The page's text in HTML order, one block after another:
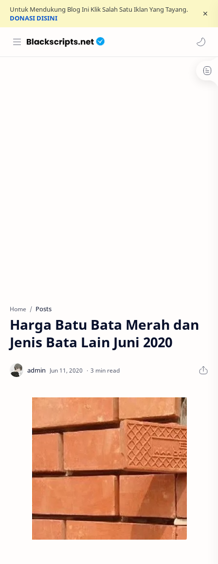
Untuk Mendukung Blog Ini Klik Salah Satu Iklan Yang Tayang.
DONASI DISINI
Home Posts
Harga Batu Bata Merah dan
Jenis Bata Lain Juni 2020
3 min read